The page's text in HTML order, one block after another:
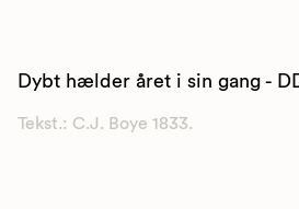
Dybt hælder året i sin gang -
Tekst.: C.J. Boye 1833.